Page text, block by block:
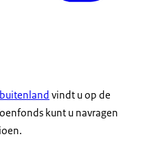
vindt u op de
kunt u navragen